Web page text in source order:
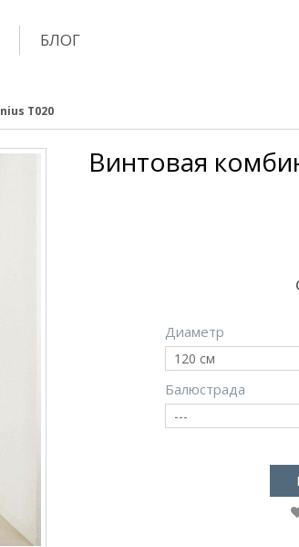
БЛОГ
T020
Винтовая
Диаметр
120 см
Балюстрада
---